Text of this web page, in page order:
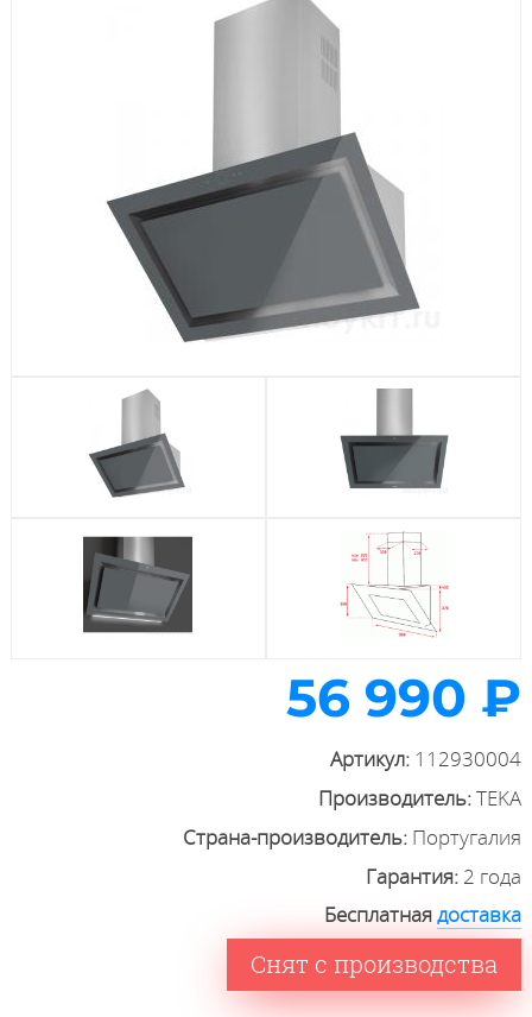
Стиральные машины
56 990 ₽
Артикул: 112930004
Производитель:TEKA
Страна-производитель: Португалия
Гарантия: 2 года
Бесплатнаядоставка
Снят с производства